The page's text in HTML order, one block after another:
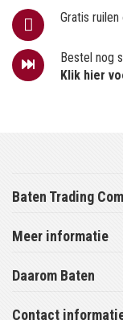
Gratis
Bestel nog
Klik hier
Baten Trading
Meer informatie
Daarom Baten
Contact